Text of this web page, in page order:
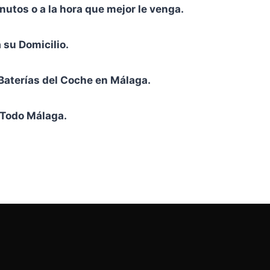
o a la hora que mejor le venga.
su Domicilio.
del Coche en Málaga.
Málaga.